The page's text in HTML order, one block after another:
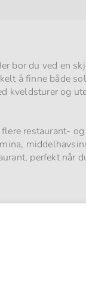
bor du ved en
å finne både
kveldsturer og
restaurant-
perfekt når
få dagene til å
samt Aura Spa
bruke